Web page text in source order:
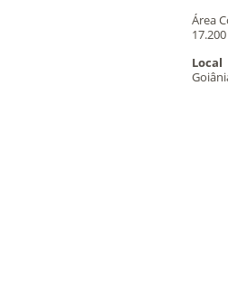
Área
Local